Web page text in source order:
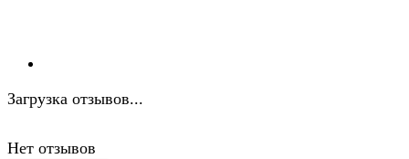
Загрузка отзывов...
Нет отзывов